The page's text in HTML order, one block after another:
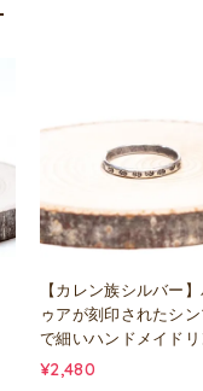
【カレン族シルバー
ゥアが刻印されたシ
で細いハンドメイド
¥2,480